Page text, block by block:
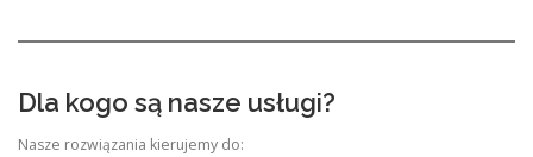
Dla kogo są nasze usługi?
Nasze rozwiązania kierujemy do: